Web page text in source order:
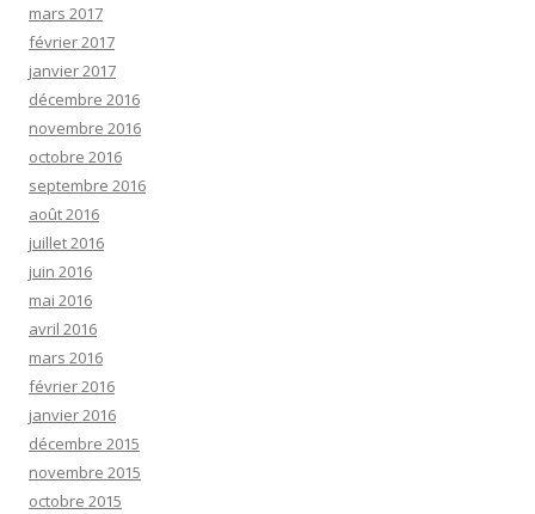
mars 2017
février 2017
janvier 2017
décembre 2016
novembre 2016
octobre 2016
septembre 2016
août 2016
juillet 2016
juin 2016
mai 2016
avril 2016
mars 2016
février 2016
janvier 2016
décembre 2015
novembre 2015
octobre 2015